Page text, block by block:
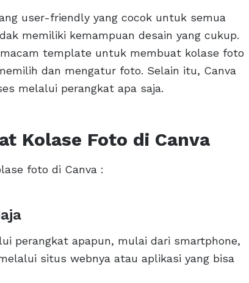
user-friendly yang cocok untuk semua
memiliki kemampuan desain yang cukup.
template untuk membuat kolase foto
dan mengatur foto. Selain itu, Canva
melalui perangkat apa saja.
Kolase Foto di Canva
foto di Canva :
perangkat apapun, mulai dari smartphone,
situs webnya atau aplikasi yang bisa